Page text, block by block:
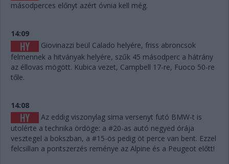
másodperces előnyt azért óvnia kell még.
14:09
Giovinazzi beül Calado helyére, friss abroncsok
felmennek a hitványak helyére, szűk 45 másodperc a hátrány
az éllovas mögött. Kubica vezet, Campbell 17-re, Fuoco 50-re
tőle.
14:08
Az eddig viszonylag sima versenyt futó BMW-t is
utolérte a technika ördöge: a #20-as autó negyed órája
vesztegel a bokszban, a #15-ös pedig öt perce van bent. Ezzel
felcsillan a pontszerzés reménye az Alpine és a Peugeot előtt!